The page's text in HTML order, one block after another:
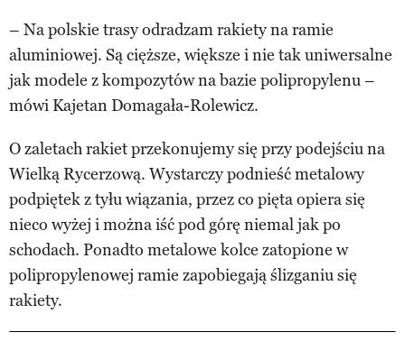
– Na polskie trasy odradzam rakiety na ramie
aluminiowej. Są cięższe, większe i nie tak uniwersalne
jak modele z kompozytów na bazie polipropylenu –
mówi Kajetan Domagała-Rolewicz.
O zaletach rakiet przekonujemy się przy podejściu na
Wielką Rycerzową. Wystarczy podnieść metalowy
podpiętek z tyłu wiązania, przez co pięta opiera się
nieco wyżej i można iść pod górę niemal jak po
schodach. Ponadto metalowe kolce zatopione w
polipropylenowej ramie zapobiegają ślizganiu się
rakiety.